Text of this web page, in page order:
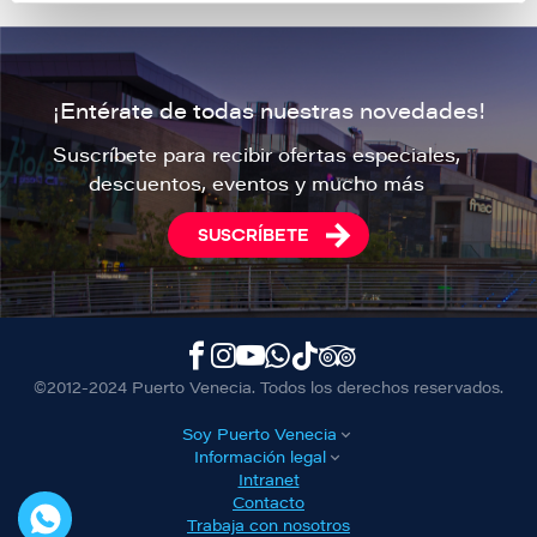
¡Entérate de todas nuestras novedades!
Suscríbete para recibir ofertas especiales,
descuentos, eventos y mucho más
SUSCRÍBETE
©2012-2024 Puerto Venecia. Todos los derechos reservados.
Soy Puerto Venecia
Información legal
Intranet
Contacto
Trabaja con nosotros